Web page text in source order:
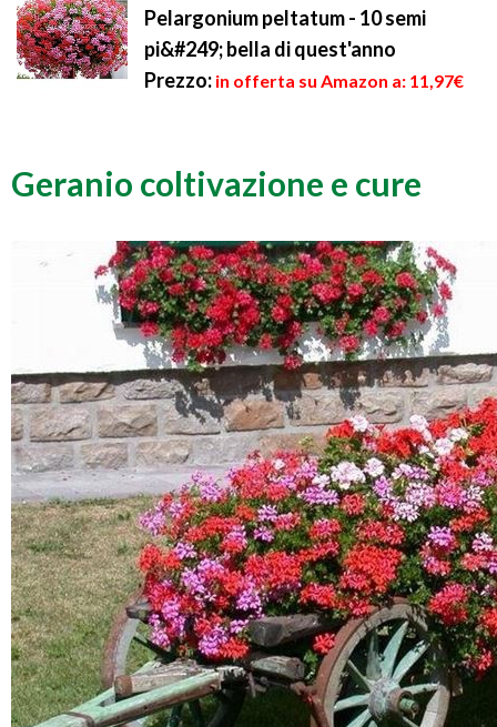
Pelargonium peltatum - 10 semi
pi&#249; bella di quest'anno
Prezzo: in offerta su Amazon a: 11,97€
Geranio coltivazione e cure